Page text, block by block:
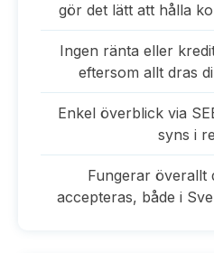
gör det lätt att hålla
Ingen ränta eller
eftersom allt dras
Enkel överblick via
syns i
Fungerar överallt
accepteras, både i